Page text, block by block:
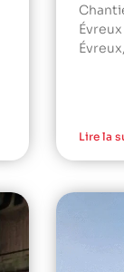
Lire la